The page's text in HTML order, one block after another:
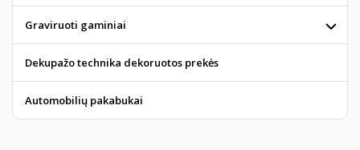
Graviruoti gaminiai
Dekupažo technika dekoruotos prekės
Automobilių pakabukai